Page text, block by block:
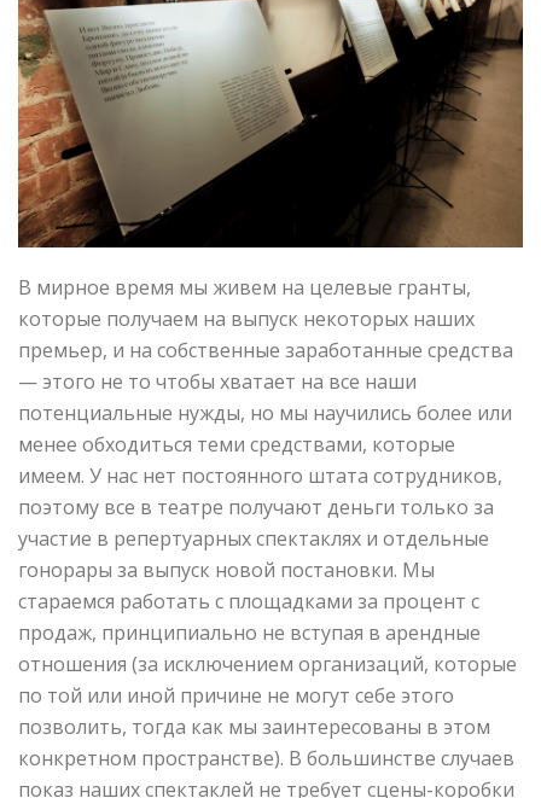
В мирное время мы живем на целевые гранты,
которые получаем на выпуск некоторых наших
премьер, и на собственные заработанные средства
— этого не то чтобы хватает на все наши
потенциальные нужды, но мы научились более или
менее обходиться теми средствами, которые
имеем. У нас нет постоянного штата сотрудников,
поэтому все в театре получают деньги только за
участие в репертуарных спектаклях и отдельные
гонорары за выпуск новой постановки. Мы
стараемся работать с площадками за процент с
продаж, принципиально не вступая в арендные
отношения (за исключением организаций, которые
по той или иной причине не могут себе этого
позволить, тогда как мы заинтересованы в этом
конкретном пространстве). В большинстве случаев
показ наших спектаклей не требует сцены-коробки